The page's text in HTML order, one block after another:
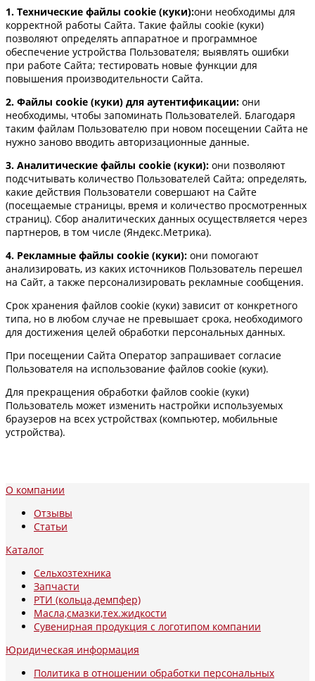
1. Технические файлы cookie (куки):они необходимы для
корректной работы Сайта. Такие файлы cookie (куки)
позволяют определять аппаратное и программное
обеспечение устройства Пользователя; выявлять ошибки
при работе Сайта; тестировать новые функции для
повышения производительности Сайта.
2. Файлы cookie (куки) для аутентификации: они
необходимы, чтобы запоминать Пользователей. Благодаря
таким файлам Пользователю при новом посещении Сайта не
нужно заново вводить авторизационные данные.
3. Аналитические файлы cookie (куки): они позволяют
подсчитывать количество Пользователей Сайта; определять,
какие действия Пользователи совершают на Сайте
(посещаемые страницы, время и количество просмотренных
страниц). Сбор аналитических данных осуществляется через
партнеров, в том числе (Яндекс.Метрика).
4. Рекламные файлы cookie (куки): они помогают
анализировать, из каких источников Пользователь перешел
на Сайт, а также персонализировать рекламные сообщения.
Срок хранения файлов cookie (куки) зависит от конкретного
типа, но в любом случае не превышает срока, необходимого
для достижения целей обработки персональных данных.
При посещении Сайта Оператор запрашивает согласие
Пользователя на использование файлов cookie (куки).
Для прекращения обработки файлов cookie (куки)
Пользователь может изменить настройки используемых
браузеров на всех устройствах (компьютер, мобильные
устройства).
О компании
Отзывы
Статьи
Каталог
Сельхозтехника
Запчасти
РТИ (кольца,демпфер)
Масла,смазки,тех.жидкости
Сувенирная продукция с логотипом компании
Юридическая информация
Политика в отношении обработки персональных